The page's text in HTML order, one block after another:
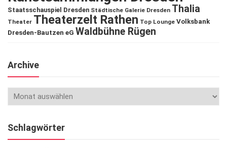
Staatsschauspiel Dresden Städtische Galerie Dresden Thalia
Theater Theaterzelt Rathen Top Lounge Volksbank
Dresden-Bautzen eG Waldbühne Rügen
Archive
Schlagwörter